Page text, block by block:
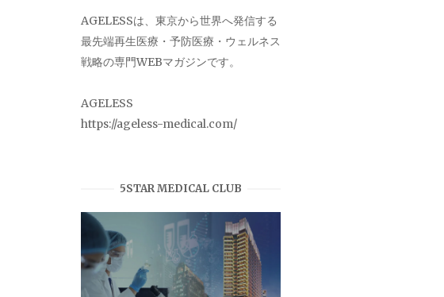
AGELESSは、東京から世界へ発信する
最先端再生医療・予防医療・ウェルネス
戦略の専門WEBマガジンです。
AGELESS
https://ageless-medical.com/
5STAR MEDICAL CLUB